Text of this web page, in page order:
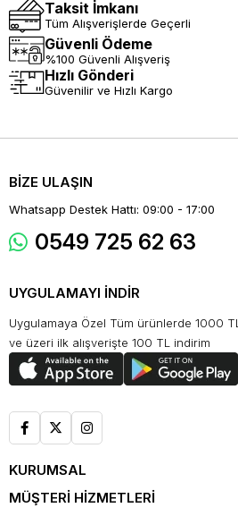
Taksit İmkanı
Tüm Alışverişlerde Geçerli
Güvenli Ödeme
%100 Güvenli Alışveriş
Hızlı Gönderi
Güvenilir ve Hızlı Kargo
BİZE ULAŞIN
Whatsapp Destek Hattı: 09:00 - 17:00
0549 725 62 63
UYGULAMAYI İNDİR
Uygulamaya Özel Tüm ürünlerde 1000 TL
ve üzeri ilk alışverişte 100 TL indirim
KURUMSAL
MÜŞTERİ HİZMETLERİ